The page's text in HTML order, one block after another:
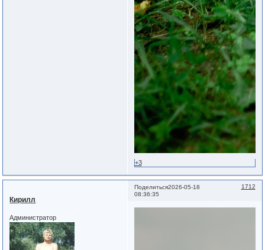
+3
Поделиться 1712
2026-05-18
08:36:35
Кирилл
Администратор